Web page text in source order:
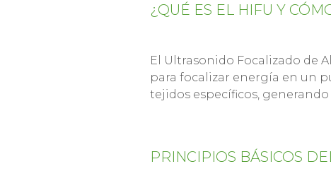
¿QUÉ ES EL HIFU Y
El Ultrasonido Focalizado de
para focalizar energía en un
tejidos específicos,
PRINCIPIOS BÁSICOS